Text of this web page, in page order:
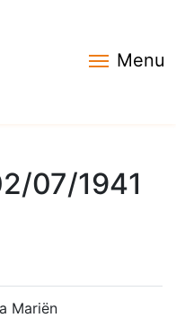
Menu
07/1941
Mariën